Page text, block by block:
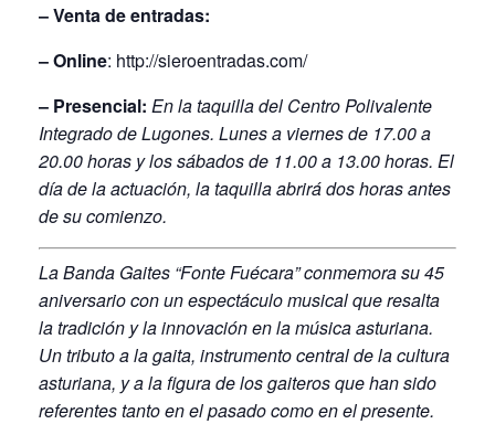
– Venta de entradas:
– Online: http://sieroentradas.com/
– Presencial: En la taquilla del Centro Polivalente
Integrado de Lugones. Lunes a viernes de 17.00 a
20.00 horas y los sábados de 11.00 a 13.00 horas. El
día de la actuación, la taquilla abrirá dos horas antes
de su comienzo.
La Banda Gaites “Fonte Fuécara” conmemora su 45
aniversario con un espectáculo musical que resalta
la tradición y la innovación en la música asturiana.
Un tributo a la gaita, instrumento central de la cultura
asturiana, y a la figura de los gaiteros que han sido
referentes tanto en el pasado como en el presente.